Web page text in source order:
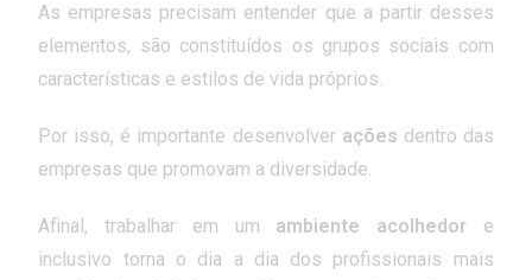
As empresas precisam entender que a partir desses
elementos, são constituídos os grupos sociais com
características e estilos de vida próprios.
Por isso, é importante desenvolver ações dentro das
empresas que promovam a diversidade.
Afinal, trabalhar em um ambiente acolhedore
inclusivo torna o dia a dia dos profissionais mais